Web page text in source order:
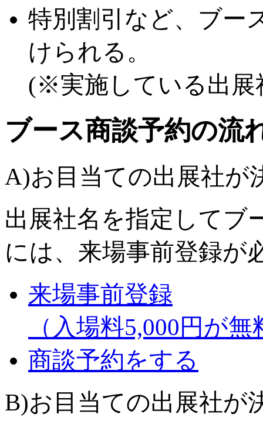
特別割引など、ブー
けられる。
(※実施している出展
ブース商談予約の流
A)お目当ての出展社が
出展社名を指定してブ
には、来場事前登録が
来場事前登録
（入場料5,000円が
商談予約をする
B)お目当ての出展社が